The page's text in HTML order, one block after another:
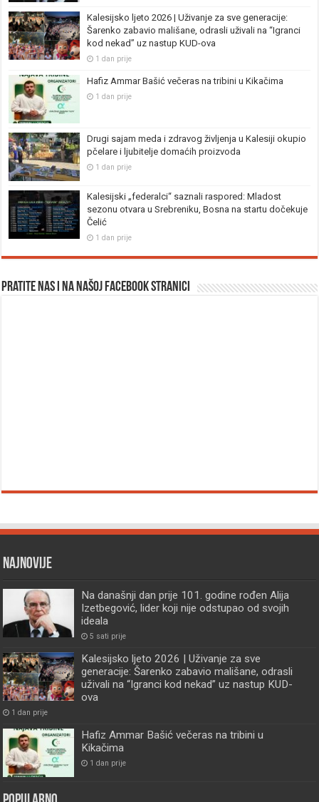
Kalesijsko ljeto 2026 | Uživanje za sve generacije:
Šarenko zabavio mališane, odrasli uživali na “Igranci
kod nekad” uz nastup KUD-ova
1 dan prije
Hafiz Ammar Bašić večeras na tribini u Kikačima
1 dan prije
Drugi sajam meda i zdravog življenja u Kalesiji okupio
pčelare i ljubitelje domaćih proizvoda
1 dan prije
Kalesijski „federalci“ saznali raspored: Mladost
sezonu otvara u Srebreniku, Bosna na startu dočekuje
Čelić
1 dan prije
Pratite nas i na našoj facebook stranici
Najnovije
Na današnji dan prije 101. godine rođen Alija
Izetbegović, lider koji nije odstupao od svojih
ideala
5 sati prije
Kalesijsko ljeto 2026 | Uživanje za sve
generacije: Šarenko zabavio mališane, odrasli
uživali na “Igranci kod nekad” uz nastup KUD-
ova
1 dan prije
Hafiz Ammar Bašić večeras na tribini u
Kikačima
1 dan prije